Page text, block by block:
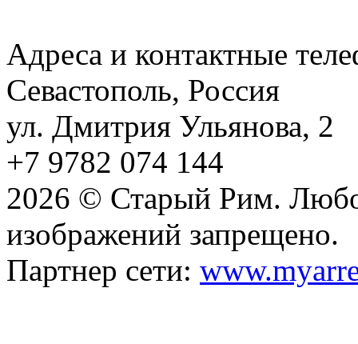
Адреса и контактные
Севастополь, Россия
ул. Дмитрия Ульянова, 2
+7 9782 074 144
2026 © Старый Рим.
изображений запрещено.
Партнер сети: